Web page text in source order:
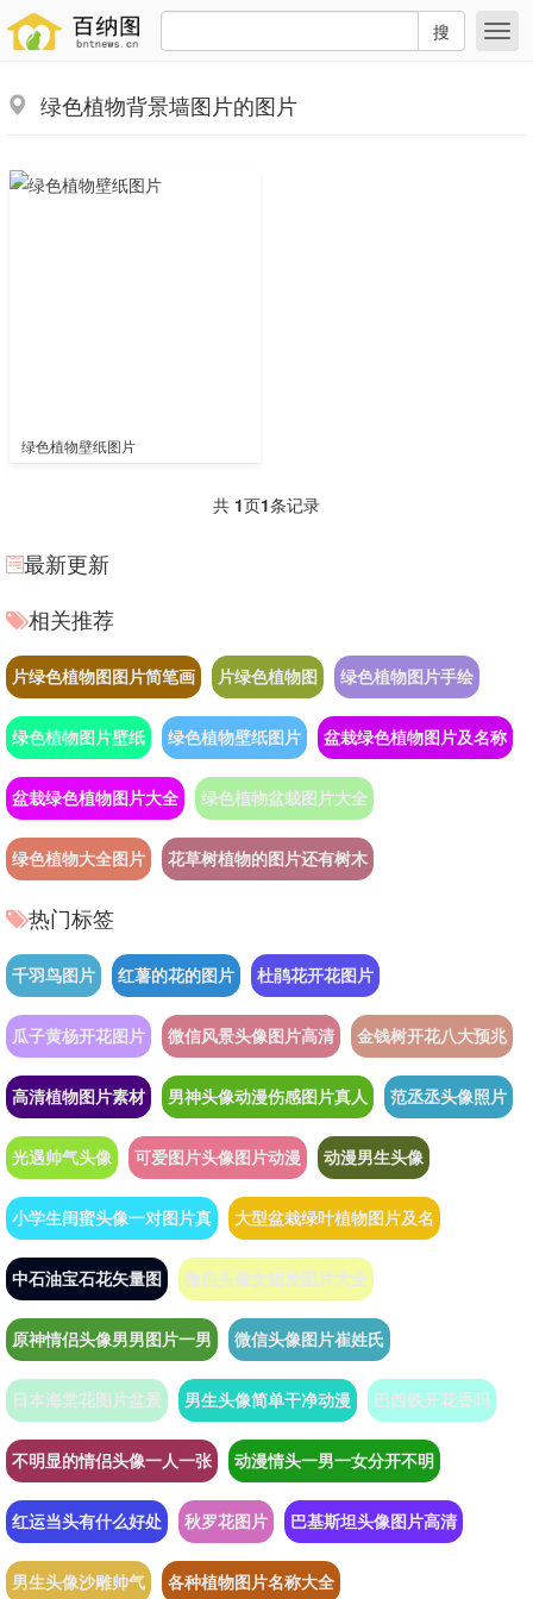
搜
绿色植物背景墙图片的图片
绿色植物壁纸图片
共 1页1条记录
最新更新
相关推荐
片绿色植物图图片简笔画 片绿色植物图 绿色植物图片手绘
绿色植物图片壁纸 绿色植物壁纸图片 盆栽绿色植物图片及名称
盆栽绿色植物图片大全 绿色植物盆栽图片大全
绿色植物大全图片 花草树植物的图片还有树木
热门标签
千羽鸟图片 红薯的花的图片 杜鹃花开花图片
瓜子黄杨开花图片 微信风景头像图片高清 金钱树开花八大预兆
高清植物图片素材 男神头像动漫伤感图片真人 范丞丞头像照片
光遇帅气头像 可爱图片头像图片动漫 动漫男生头像
小学生闺蜜头像一对图片真 大型盆栽绿叶植物图片及名
中石油宝石花矢量图 微信头像女短发图片大全
原神情侣头像男男图片一男 微信头像图片崔姓氏
日本海棠花图片盆景 男生头像简单干净动漫 巴西铁开花香吗
不明显的情侣头像一人一张 动漫情头一男一女分开不明
红运当头有什么好处 秋罗花图片 巴基斯坦头像图片高清
男生头像沙雕帅气 各种植物图片名称大全